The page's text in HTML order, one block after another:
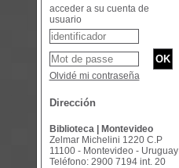
acceder a su cuenta de
usuario
Olvidé mi contraseña
Dirección
Biblioteca | Montevideo
Zelmar Michelini 1220 C.P
11100 - Montevideo - Uruguay
Teléfono: 2900 7194 int. 20